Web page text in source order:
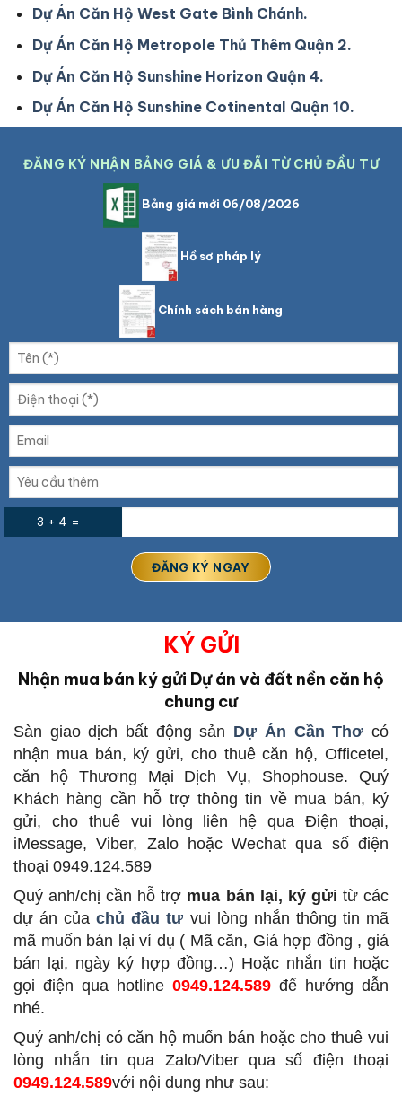
Dự Án Căn Hộ West Gate Bình Chánh.
Dự Án Căn Hộ Metropole Thủ Thêm Quận 2.
Dự Án Căn Hộ Sunshine Horizon Quận 4.
Dự Án Căn Hộ Sunshine Cotinental Quận 10.
ĐĂNG KÝ NHẬN BẢNG GIÁ & ƯU ĐÃI TỪ CHỦ ĐẦU TƯ
Bảng giá mới 06/08/2026
Hồ sơ pháp lý
Chính sách bán hàng
3 + 4 =
KÝ GỬI
Nhận mua bán ký gửi Dự án và đất nền căn hộ
chung cư
Sàn giao dịch bất động sản Dự Án Cần Thơ có
nhận mua bán, ký gửi, cho thuê căn hộ, Officetel,
căn hộ Thương Mại Dịch Vụ, Shophouse. Quý
Khách hàng cần hỗ trợ thông tin về mua bán, ký
gửi, cho thuê vui lòng liên hệ qua Điện thoại,
iMessage, Viber, Zalo hoặc Wechat qua số điện
thoại 0949.124.589
Quý anh/chị cần hỗ trợ mua bán lại, ký gửi từ các
dự án củachủ đầu tư vui lòng nhắn thông tin mã
mã muốn bán lại ví dụ ( Mã căn, Giá hợp đồng , giá
bán lại, ngày ký hợp đồng…) Hoặc nhắn tin hoặc
gọi điện qua hotline 0949.124.589 để hướng dẫn
nhé.
Quý anh/chị có căn hộ muốn bán hoặc cho thuê vui
lòng nhắn tin qua Zalo/Viber qua số điện thoại
0949.124.589với nội dung như sau: